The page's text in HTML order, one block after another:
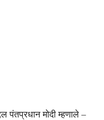
पंतप्रधान मोदी म्हणाले –